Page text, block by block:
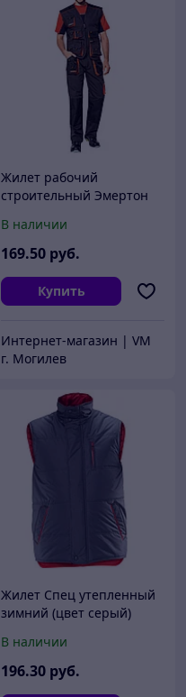
Жилет рабочий
строительный Эмертон
В наличии
169.50 руб.
Купить
Интернет-магазин | VM
г. Могилев
Жилет Спец утепленный
зимний (цвет серый)
В наличии
196.30 руб.